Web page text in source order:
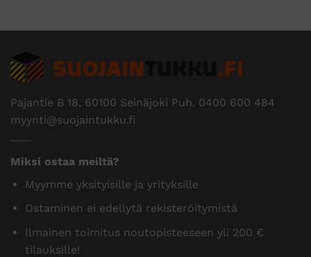
Pajantie B 18, 60100 Seinäjoki Puh. 0400 600 484
myynti@suojaintukku.fi
Miksi ostaa meiltä?
Myymme yksityisille ja yrityksille
Ostaminen ei edellytä rekisteröitymistä
Ilmainen toimitus noutopisteeseen yli 200 €
tilauksille!